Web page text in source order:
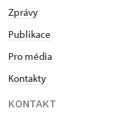
Zprávy
Publikace
Pro média
Kontakty
KONTAKT